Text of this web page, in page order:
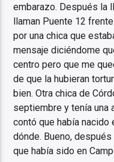
embarazo. Después la
llaman Puente 12
por una chica que
mensaje diciéndome
centro pero que me
de que la hubieran
bien. Otra chica de
septiembre y tenía una
contó que había nacido
dónde. Bueno,
que había sido en